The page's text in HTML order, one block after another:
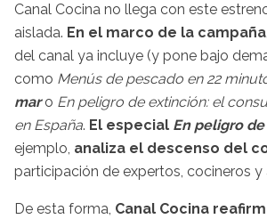
Canal Cocina no llega con este
aislada. En el marco de la campaña
del canal ya incluye (y pone bajo
como Menús de pescado en 22
maro En peligro de extinción: el
en España. El especial En peligro
ejemplo, analiza el descenso del
participación de expertos, cocineros y
De esta forma, Canal Cocina